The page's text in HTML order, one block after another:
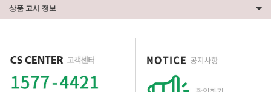
상품 고시 정보